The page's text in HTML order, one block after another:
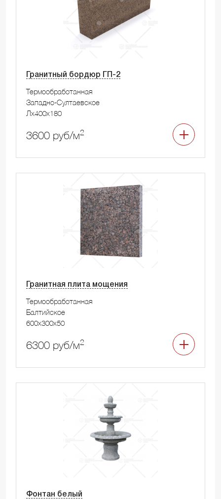
Гранитный бордюр ГП-2
Термообработанная
Западно-Султаевское
Лx400x180
3600 руб/м2
Гранитная плита мощения
Термообработанная
Балтийское
600x300x50
6300 руб/м2
Фонтан белый